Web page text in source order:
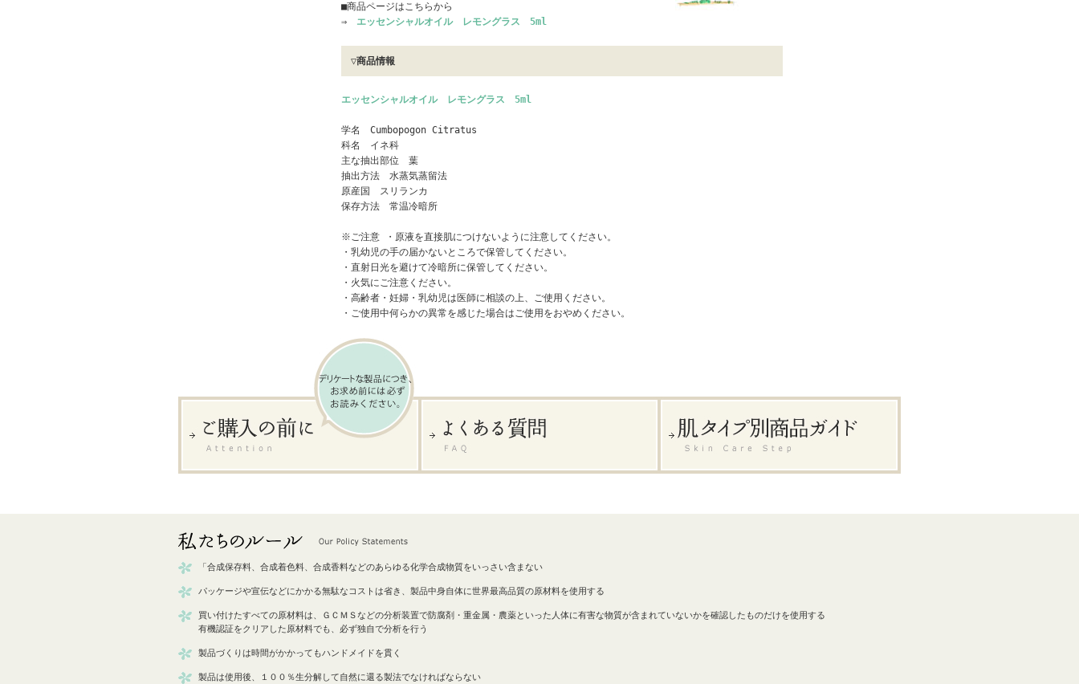
■商品ページはこちらから
⇒
エッセンシャルオイル レモングラス 5ml
▽商品情報
エッセンシャルオイル レモングラス 5ml
学名 Cumbopogon Citratus
科名 イネ科
主な抽出部位 葉
抽出方法 水蒸気蒸留法
原産国 スリランカ
保存方法 常温冷暗所
※ご注意 ・原液を直接肌につけないように注意してください。
・乳幼児の手の届かないところで保管してください。
・直射日光を避けて冷暗所に保管してください。
・火気にご注意ください。
・高齢者・妊婦・乳幼児は医師に相談の上、ご使用ください。
・ご使用中何らかの異常を感じた場合はご使用をおやめください。
「合成保存料、合成着色料、合成香料などのあらゆる化学合成物質をいっさい含まない
パッケージや宣伝などにかかる無駄なコストは省き、製品中身自体に世界最高品質の原材料を使用する
買い付けたすべての原材料は、ＧＣＭＳなどの分析装置で防腐剤・重金属・農薬といった人体に有害な物質が含まれていないかを確認したものだけを使用する
有機認証をクリアした原材料でも、必ず独自で分析を行う
製品づくりは時間がかかってもハンドメイドを貫く
製品は使用後、１００％生分解して自然に還る製法でなければならない